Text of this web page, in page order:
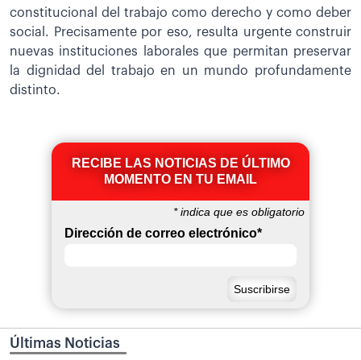
constitucional del trabajo como derecho y como deber
social. Precisamente por eso, resulta urgente construir
nuevas instituciones laborales que permitan preservar
la dignidad del trabajo en un mundo profundamente
distinto.
RECIBE LAS NOTICIAS DE ÚLTIMO
MOMENTO EN TU EMAIL
*indica que es obligatorio
Dirección de correo electrónico*
Últimas Noticias